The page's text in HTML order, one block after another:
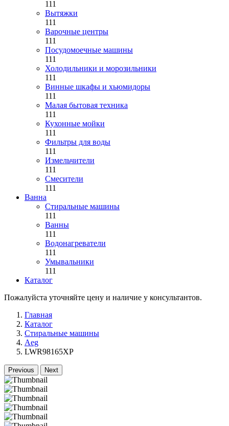
111
Вытяжки
111
Варочные центры
111
Посудомоечные машины
111
Холодильники и морозильники
111
Винные шкафы и хьюмидоры
111
Малая бытовая техника
111
Кухонные мойки
111
Фильтры для воды
111
Измельчители
111
Смесители
111
Ванна
Стиральные машины
111
Ванны
111
Водонагреватели
111
Умывальники
111
Каталог
Пожалуйста уточняйте цену и наличие у консультантов.
Главная
Каталог
Стиральные машины
Aeg
LWR98165XP
Previous Next